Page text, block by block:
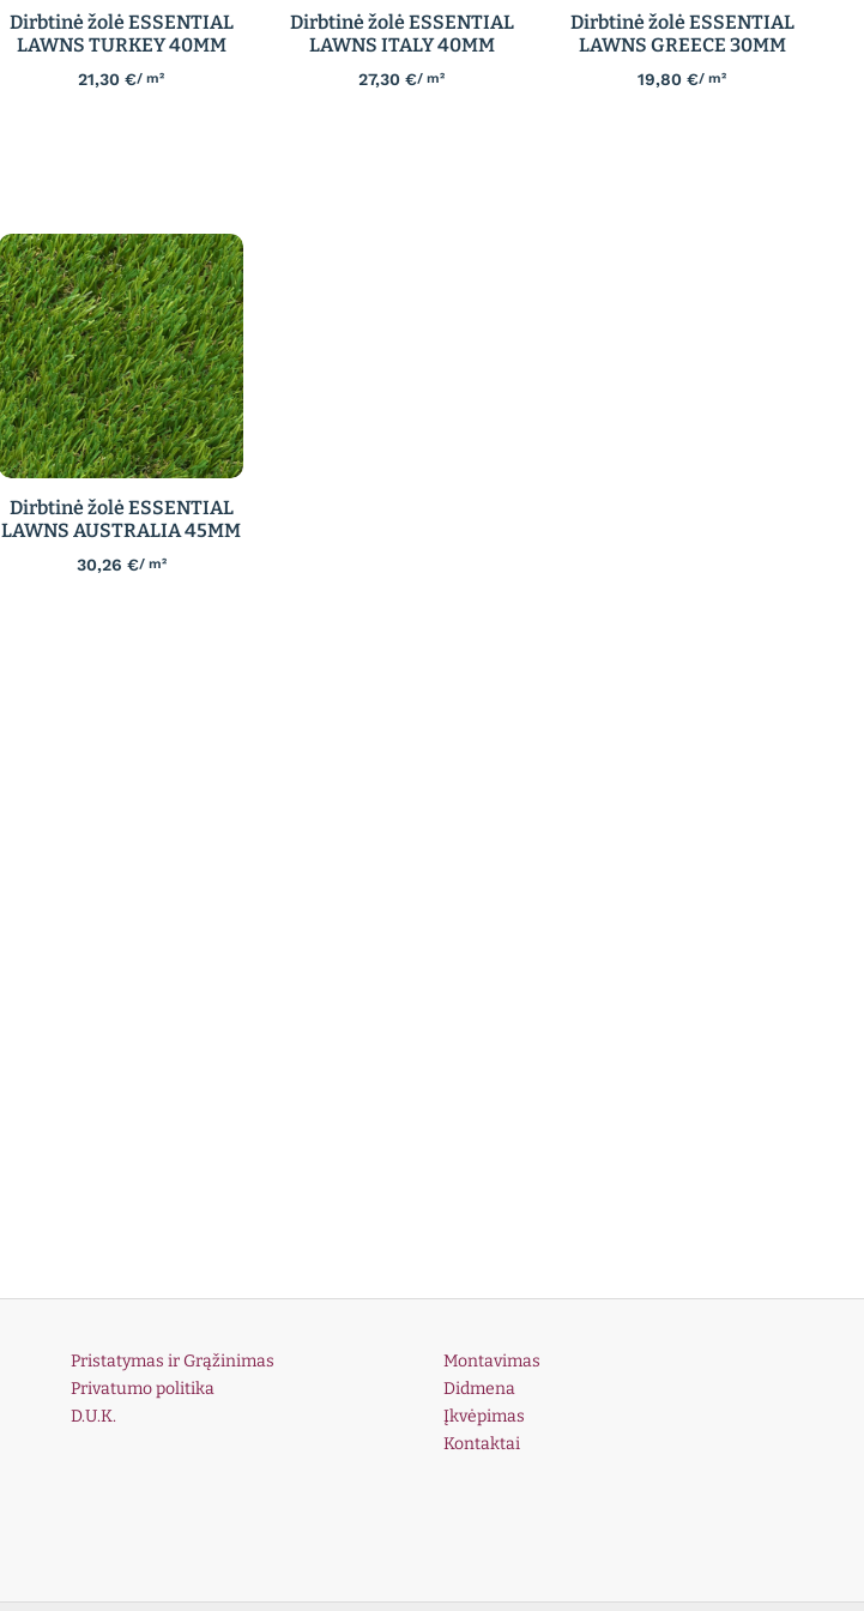
Dirbtinė žolė ESSENTIAL
LAWNS TURKEY 40MM
21,30€/ m²
Dirbtinė žolė ESSENTIAL
LAWNS ITALY 40MM
27,30€/ m²
Dirbtinė žolė ESSENTIAL
LAWNS GREECE 30MM
19,80 €/ m²
Dirbtinė žolė ESSENTIAL
LAWNS AUSTRALIA 45MM
30,26 €/ m²
Pristatymas ir Grąžinimas
Privatumo politika
D.U.K.
Montavimas
Didmena
Įkvėpimas
Kontaktai